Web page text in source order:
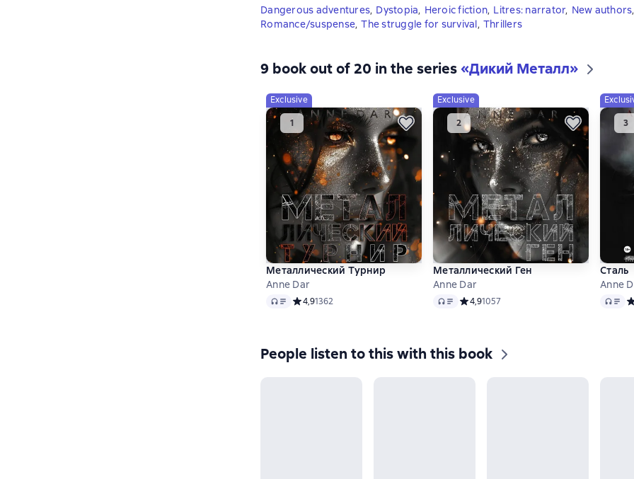
Dangerous adventures, Dystopia, Heroic fiction, Litres: narrator, New authors,
Romance/suspense, The struggle for survival, Thrillers
9 book out of 20 in the series«Дикий Металл»
Exclusive
Металлический Турнир
Anne Dar
Audio Средний рейтинг 4,9 на основе 1362 оценок
4,91362
Exclusive
Металлический Ген
Anne Dar
Audio Средний рейтинг 4,9 на основе 1057
4,91057
Сталь
Anne
Audio
People listen to this with this book